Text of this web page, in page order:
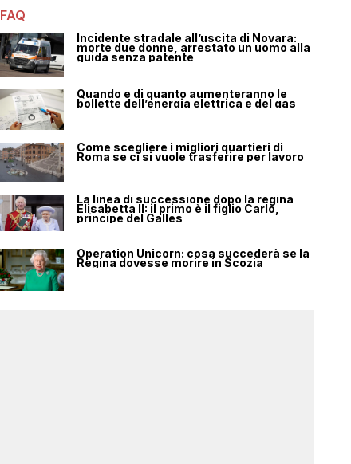
FAQ
Incidente stradale all’uscita di Novara:
morte due donne, arrestato un uomo alla
guida senza patente
Quando e di quanto aumenteranno le
bollette dell’energia elettrica e del gas
Come scegliere i migliori quartieri di
Roma se ci si vuole trasferire per lavoro
La linea di successione dopo la regina
Elisabetta II: il primo è il figlio Carlo,
principe del Galles
Operation Unicorn: cosa succederà se la
Regina dovesse morire in Scozia